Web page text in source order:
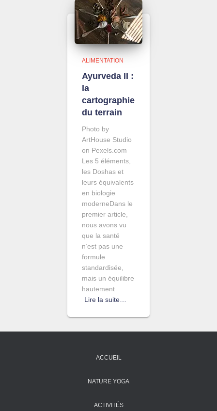
ALIMENTATION
Ayurveda II :
la
cartographie
du terrain
Photo by
ArtHouse Studio
on Pexels.com
Les 5 éléments,
les Doshas et
leurs équivalents
en biologie
moderneDans le
premier article,
nous avons vu
que la santé
n’est pas une
formule
standardisée,
mais un équilibre
hautement
Lire la suite…
ACCUEIL
NATURE YOGA
ACTIVITÉS